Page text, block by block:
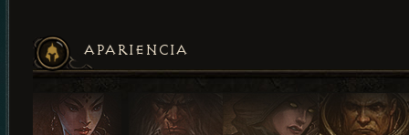
APARIENCIA